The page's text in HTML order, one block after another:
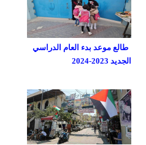
طالع موعد بدء العام الدراسي
الجديد 2023-2024